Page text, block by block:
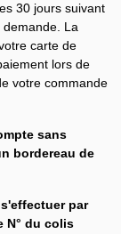
30 jours suivant
La
carte de
lors de
votre commande
sans
bordereau de
par
N° du colis